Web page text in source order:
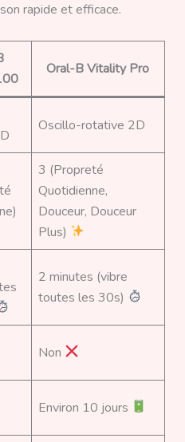
rapide et efficace.
Oral-B Vitality Pro
Oscillo-rotative 2D
3 (Propreté
Quotidienne,
Douceur, Douceur
Plus)
2 minutes (vibre
toutes les 30s)
Non
Environ 10 jours